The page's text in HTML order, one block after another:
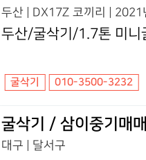
두산 | DX17Z 코끼리 | 2021
두산/굴삭기/1.7톤 미
굴삭기 010-3500-3232
굴삭기 / 삼이중기매매
대구 | 달서구